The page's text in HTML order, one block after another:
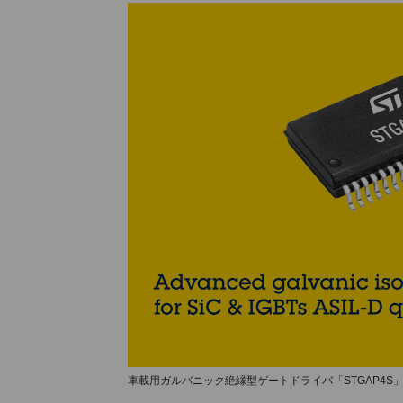
車載用ガルバニック絶縁型ゲートドライバ「STGAP4S